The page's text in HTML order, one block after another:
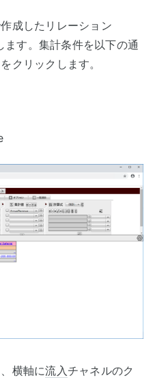
成したリレーション
す。集計条件を以下の通
クリックします。
横軸に流入チャネルのク